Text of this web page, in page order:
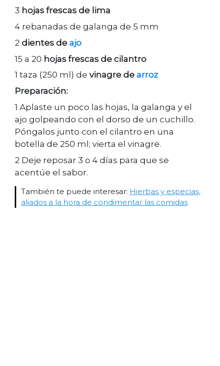
3 hojas frescas de lima
4 rebanadas de galanga de 5 mm
2 dientes de ajo
15 a 20 hojas frescas de cilantro
1 taza (250 ml) de vinagre de arroz
Preparación:
1 Aplaste un poco las hojas, la galanga y el
ajo golpeando con el dorso de un cuchillo.
Póngalos junto con el cilantro en una
botella de 250 ml; vierta el vinagre.
2 Deje reposar 3 o 4 días para que se
acentúe el sabor.
También te puede interesar: Hierbas y especias,
aliados a la hora de condimentar las comidas